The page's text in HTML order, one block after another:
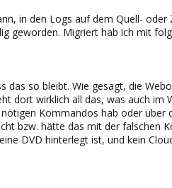
in den Logs auf dem Quell-
geworden. Migriert hab ich mit
so bleibt. Wie gesagt, die
dort wirklich all das, was auch im
Kommandos hab oder über
bzw. hätte das mit der falschen
DVD hinterlegt ist, und kein